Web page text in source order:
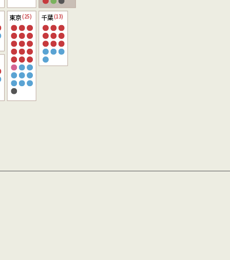
千葉(13)
東京(25)